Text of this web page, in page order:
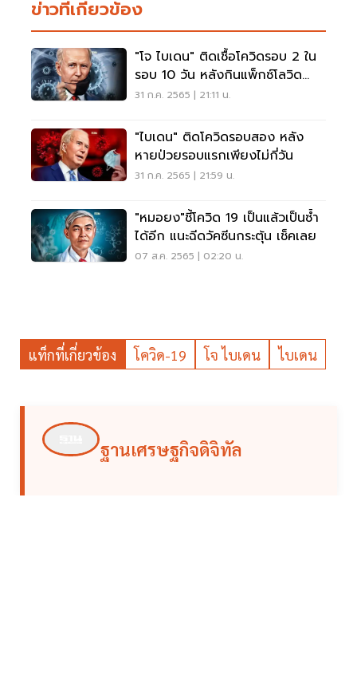
ข่าวที่เกี่ยวข้อง
"โจ ไบเดน" ติดเชื้อโควิดรอบ 2 ใน
รอบ 10 วัน หลังกินแพ็กซ์โลวิด
เพราะอะไร อ่านเลย
31 ก.ค. 2565 | 21:11 น.
"ไบเดน" ติดโควิดรอบสอง หลัง
หายป่วยรอบแรกเพียงไม่กี่วัน
31 ก.ค. 2565 | 21:59 น.
"หมอยง"ชี้โควิด 19 เป็นแล้วเป็นซ้ำ
ได้อีก แนะฉีดวัคซีนกระตุ้น เช็คเลย
07 ส.ค. 2565 | 02:20 น.
แท็กที่เกี่ยวข้อง โควิด-19 โจ ไบเดน ไบเดน
ฐานเศรษฐกิจดิจิทัล